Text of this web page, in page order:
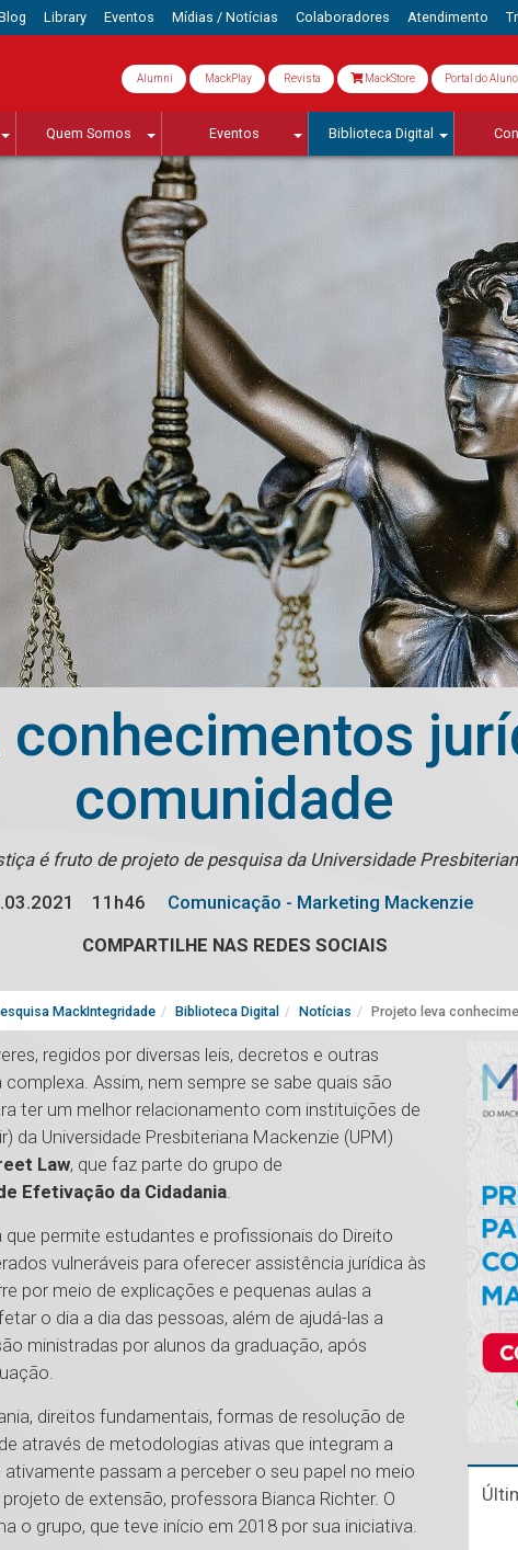
Library Eventos Mídias / Notícias Colaboradores Atendimento
Alumni MackPlay Revista MackStore Portal do Aluno
Quem Somos Eventos Biblioteca Digital
conhecimentos
comunidade
é fruto de projeto de pesquisa da Universidade
11h46
Comunicação - Marketing Mackenzie
COMPARTILHE NAS REDES SOCIAIS
MackIntegridade Biblioteca Digital Notícias Projeto leva
regidos por diversas leis, decretos e outras
Assim, nem sempre se sabe quais são
ter um melhor relacionamento com instituições de
da Universidade Presbiteriana Mackenzie (UPM)
Law, que faz parte do grupo de
Efetivação da Cidadania.
permite estudantes e profissionais do Direito
vulneráveis para oferecer assistência jurídica às
por meio de explicações e pequenas aulas a
o dia a dia das pessoas, além de ajudá-las a
ministradas por alunos da graduação, após
direitos fundamentais, formas de resolução de
através de metodologias ativas que integram a
passam a perceber o seu papel no meio
de extensão, professora Bianca Richter. O
o grupo, que teve início em 2018 por sua iniciativa.